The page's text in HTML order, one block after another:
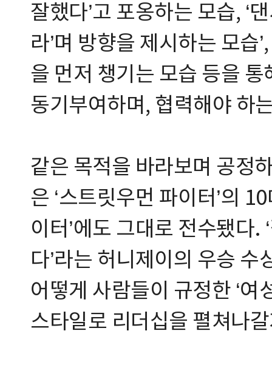
잘했다’고 포옹하는 모습, ‘
라’며 방향을 제시하는 모습
을 먼저 챙기는 모습 등을
동기부여하며, 협력해야 하
같은 목적을 바라보며 공정
은 ‘스트릿우먼 파이터’의
이터’에도 그대로 전수됐다.
다’라는 허니제이의 우승
어떻게 사람들이 규정한 ‘여
스타일로 리더십을 펼쳐나